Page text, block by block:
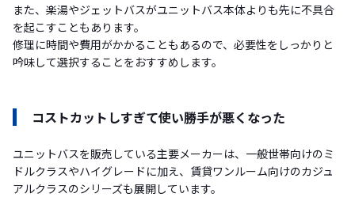
また、楽湯やジェットバスがユニットバス本体よりも先に不具合
を起こすこともあります。
修理に時間や費用がかかることもあるので、必要性をしっかりと
吟味して選択することをおすすめします。
コストカットしすぎて使い勝手が悪くなった
ユニットバスを販売している主要メーカーは、一般世帯向けのミ
ドルクラスやハイグレードに加え、賃貸ワンルーム向けのカジュ
アルクラスのシリーズも展開しています。